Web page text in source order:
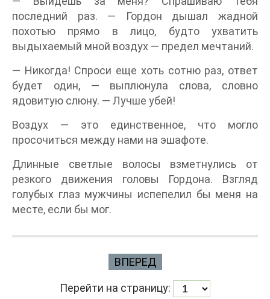
последний раз. — Гордон дышал жадной
похотью прямо в лицо, будто ухватить
выдыхаемый мной воздух — предел мечтаний.
— Никогда! Спроси еще хоть сотню раз, ответ
будет один, — выплюнула слова, словно
ядовитую слюну. — Лучше убей!
Воздух — это единственное, что могло
просочиться между нами на эшафоте.
Длинные светлые волосы взметнулись от
резкого движения головы Гордона. Взгляд
голубых глаз мужчины испепелил бы меня на
месте, если бы мог.
ВПЕРЕД
Перейти на страницу: